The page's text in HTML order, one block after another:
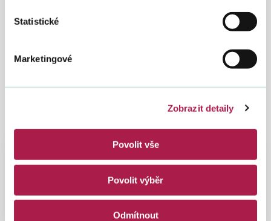
Statistické
Marketingové
Zobrazit detaily
Povolit vše
Povolit výběr
Odmítnout
Spadá pod
Finanční úřad pro Karlovarský kraj